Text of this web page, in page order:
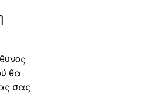
θα
σας